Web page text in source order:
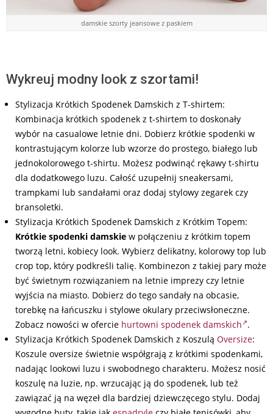
damskie szorty jeansowe z paskiem
Wykreuj modny look z szortami!
Stylizacja Krótkich Spodenek Damskich z T-shirtem:
Kombinacja krótkich spodenek z t-shirtem to doskonały
wybór na casualowe letnie dni. Dobierz krótkie spodenki w
kontrastującym kolorze lub wzorze do prostego, białego lub
jednokolorowego t-shirtu. Możesz podwinąć rękawy t-shirtu
dla dodatkowego luzu. Całość uzupełnij sneakersami,
trampkami lub sandałami oraz dodaj stylowy zegarek czy
bransoletki.
Stylizacja Krótkich Spodenek Damskich z Krótkim Topem:
Krótkie spodenki damskie w połączeniu z krótkim topem
tworzą letni, kobiecy look. Wybierz delikatny, kolorowy top lub
crop top, który podkreśli talię. Kombinezon z takiej pary może
być świetnym rozwiązaniem na letnie imprezy czy letnie
wyjścia na miasto. Dobierz do tego sandały na obcasie,
torebkę na łańcuszku i stylowe okulary przeciwsłoneczne.
Zobacz nowości w ofercie hurtowni spodenek damskich .
Stylizacja Krótkich Spodenek Damskich z Koszulą Oversize:
Koszule oversize świetnie współgrają z krótkimi spodenkami,
nadając lookowi luzu i swobodnego charakteru. Możesz nosić
koszulę na luzie, np. wrzucając ją do spodenek, lub też
zawiązać ją na węzeł dla bardziej dziewczęcego stylu. Dodaj